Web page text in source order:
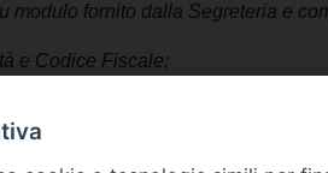
modulo fornito dalla Segreteria e
e Codice Fiscale;